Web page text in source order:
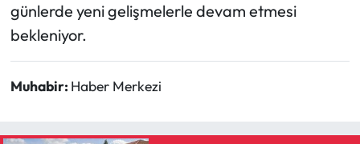
günlerde yeni gelişmelerle devam etmesi
bekleniyor.
Muhabir: Haber Merkezi